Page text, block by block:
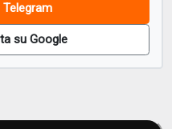
su Google